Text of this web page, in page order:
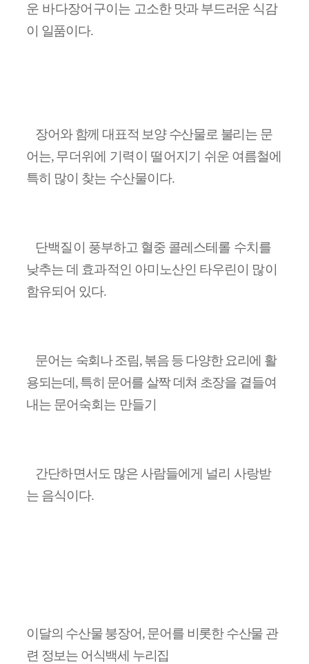
운 바다장어구이는 고소한 맛과 부드러운 식감
이 일품이다.
장어와 함께 대표적 보양 수산물로 불리는 문
어는,무더위에 기력이 떨어지기 쉬운 여름철에
특히 많이 찾는 수산물이다.
단백질이 풍부하고 혈중 콜레스테롤 수치를
낮추는 데 효과적인 아미노산인 타우린이 많이
함유되어 있다.
문어는 숙회나 조림,볶음 등 다양한 요리에 활
용되는데 ,특히 문어를 살짝 데쳐 초장을 곁들여
내는 문어숙회는 만들기
간단하면서도 많은 사람들에게 널리 사랑받
는 음식이다.
이달의 수산물 붕장어,문어를 비롯한 수산물 관
련 정보는 어식백세 누리집